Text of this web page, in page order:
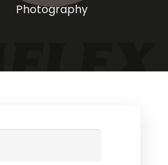
Photography